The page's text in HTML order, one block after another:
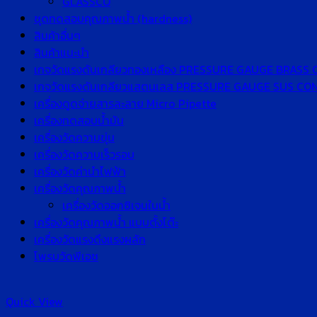
ชุดทดสอบคุณภาพน้ำ (hardness)
สินค้าอื่นๆ
สินค้าแนะนำ
เกจวัดแรงดันเกลียวทองเหลือง PRESSURE GAUGE BRASS
เกจวัดแรงดันเกลียวแสตนเลส PRESSURE GAUGE SUS
เครื่องดูดจ่ายสารละลาย Micro Pipette
เครื่องทดสอบน้ำมัน
เครื่องวัดความขุ่น
เครื่องวัดความเร็วรอบ
เครื่องวัดค่านำไฟฟ้า
เครื่องวัดคุณภาพน้ำ
เครื่องวัดออกซิเจนในน้ำ
เครื่องวัดคุณภาพน้ำ แบบตั้งโต๊ะ
เครื่องวัดแรงดึงแรงผลัก
โพรบวัดพีเอช
Quick View